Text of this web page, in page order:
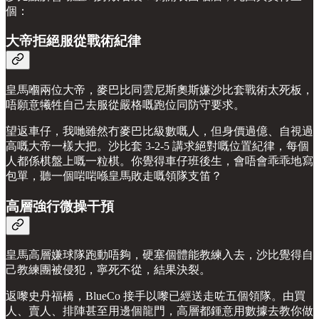
個：
大帝拒絕服從戰術紀律
皇馬嗰兩位大帝，麥巴比同雲尼斯奧斯嫌沙比套戰術太死板，
唔願意犧牲自己去服從嚴格嘅跑位同防守要求。
望返車仔，我哋雖然冇麥巴比級數嘅人，但身價過億、自視過
高嘅大帝一樣大把。沙比套 3-2-5 講求絕對嘅位置紀律，每個
人都係棋盤上嘅一粒棋。你覺得車仔班後生，會唔會乖乖地寫
包單，聽一個啱啱喺皇馬敗走嘅領隊支笛？
高層強行微操干預
皇馬高層嫌球隊跑動唔夠，硬塞個體能教練入去，沙比覺得自
己教練團被侵犯，寧死不從，結果決裂。
返嚟史丹福橋，BlueCo 接手以嚟已經送走咗五個領隊。由買
人、賣人、排陣甚至用邊個龍門，高層都鍾意用數據去教你做